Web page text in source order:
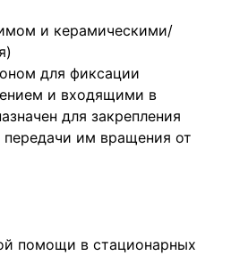
и керамическими/
для фиксации
и входящими в
для закрепления
им вращения от
помощи в стационарных